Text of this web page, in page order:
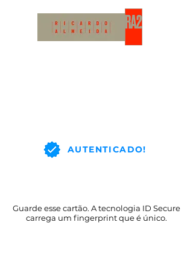
AUTENTICADO!
Guarde esse cartão. A tecnologia ID Secure
carrega um fingerprint que é único.